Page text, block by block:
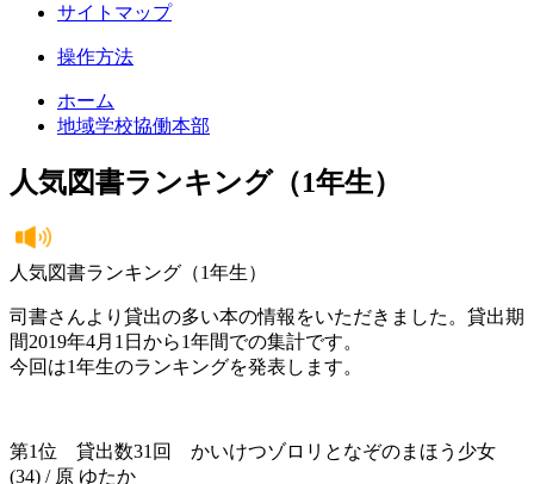
サイトマップ
操作方法
ホーム
地域学校協働本部
人気図書ランキング（1年生）
人気図書ランキング（1年生）
司書さんより貸出の多い本の情報をいただきました。貸出期
間2019年4月1日から1年間での集計です。
今回は1年生のランキングを発表します。
第1位 貸出数31回 かいけつゾロリとなぞのまほう少女
(34) / 原 ゆたか